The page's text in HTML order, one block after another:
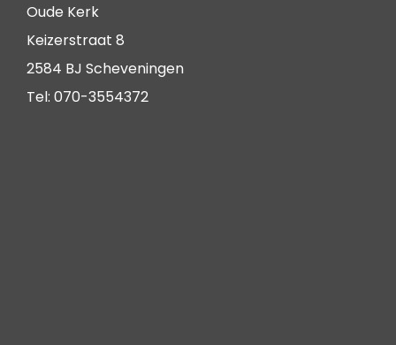
Oude Kerk
Keizerstraat 8
2584 BJ Scheveningen
Tel: 070-3554372